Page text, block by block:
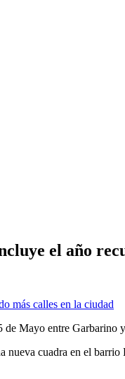
el año
Mayo entre Garbarino
cuadra en el